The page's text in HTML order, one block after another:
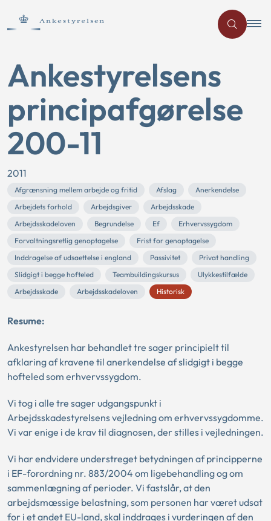
Ankestyrelsens
principafgørelse
200-11
2011
Afgrænsning mellem arbejde og fritid Afslag
Anerkendelse
Arbejdets forhold
Arbejdsgiver
Arbejdsskade
Arbejdsskadeloven
Begrundelse Ef
Erhvervssygdom
Forvaltningsretlig genoptagelse
Frist for genoptagelse
Inddragelse af udsaettelse i england
Passivitet
Privat handling
Slidgigt i begge hofteled
Teambuildingskursus
Ulykkestilfælde
Arbejdsskade
Arbejdsskadeloven Historisk
Resume:
Ankestyrelsen har behandlet tre sager principielt til
afklaring af kravene til anerkendelse af slidgigt i begge
hofteled som erhvervssygdom.
Vi tog i alle tre sager udgangspunkt i
Arbejdsskadestyrelsens vejledning om erhvervssygdomme.
Vi var enige i de krav til diagnosen, der stilles i vejledningen.
Vi har endvidere understreget betydningen af principperne
i EF-forordning nr. 883/2004 om ligebehandling og om
sammenlægning af perioder. Vi fastslår, at den
arbejdsmæssige belastning, som personen har været udsat
for i et andet EU-land, skal inddrages i vurderingen af den